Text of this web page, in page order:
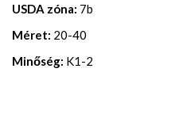
USDA zóna: 7b
Méret: 20-40
Minőség: K1-2